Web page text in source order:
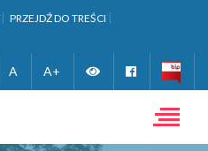
PRZEJDŹ DO TREŚCI
A A+ Zmień
kontrastową
Facebook
Toggle